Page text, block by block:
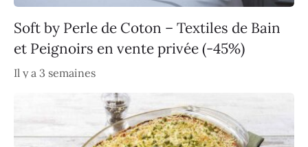
Soft by Perle de Coton – Textiles de Bain
et Peignoirs en vente privée (-45%)
Il y a 3 semaines